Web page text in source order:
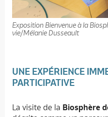
Exposition Bienvenue à la
vie/Mélanie Dusseault
UNE EXPÉRIENCE
PARTICIPATIVE
La visite de la Biosphère